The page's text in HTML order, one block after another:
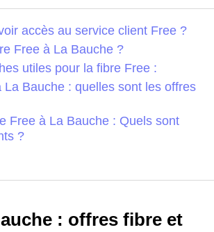
accès au service client Free ?
Free à La Bauche ?
utiles pour la fibre Free :
La Bauche : quelles sont les offres
Free à La Bauche : Quels sont
?
: offres fibre et